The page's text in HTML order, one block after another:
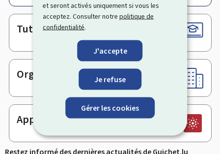
et seront activés uniquement si vous les
acceptez. Consulter notrepolitique de
confidentialité.
J'accepte
Je refuse
Gérer les cookies
Tutoriels
Organismes
Application mobile
Restez informé des dernières actualités de Guichet.lu